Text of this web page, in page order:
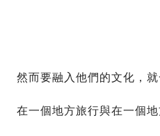
然而要融入他們的文化，
在一個地方旅行與在一個